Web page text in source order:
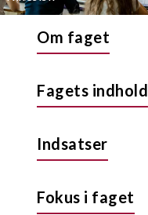
Om faget
Fagets indhold
Indsatser
Fokus i faget